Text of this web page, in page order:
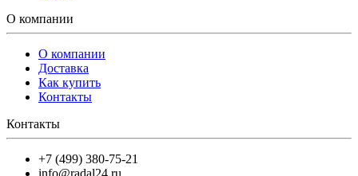
О компании
О компании
Доставка
Как купить
Контакты
Контакты
+7 (499) 380-75-21
info@radal24.ru